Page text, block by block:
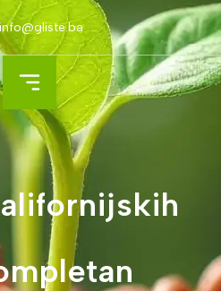
info@gliste.ba